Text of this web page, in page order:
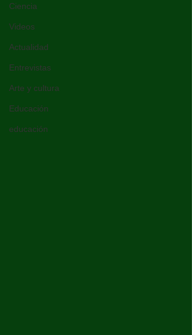
Ciencia
Videos
Actualidad
Entrevistas
Arte y cultura
Educación
educación